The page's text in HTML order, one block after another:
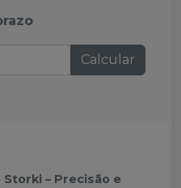
Calcular
– Precisão e